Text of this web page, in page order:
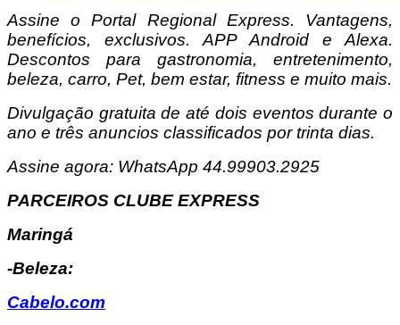
Assine oPortal Regional Express. Vantagens,
benefícios, exclusivos. APP Android e Alexa.
Descontos para gastronomia, entretenimento,
beleza, carro, Pet, bem estar, fitness e muito mais.
Divulgação gratuita de até dois eventos durante o
ano e três anuncios classificados por trinta dias.
Assine agora: WhatsApp 44.99903.2925
PARCEIROS CLUBE EXPRESS
Maringá
-Beleza:
Cabelo.com